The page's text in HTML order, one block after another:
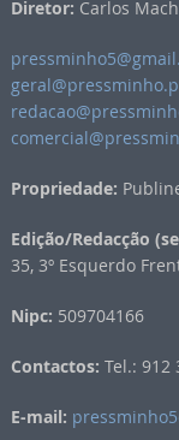
Diretor: Carlos
Propriedade:
Edição/Redacção
35, 3º Esquerdo
Nipc: 509704166
Contactos: Tel.: 912
E-mail: